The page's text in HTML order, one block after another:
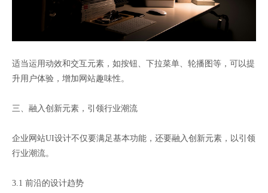
适当运用动效和交互元素，如按钮、下拉菜单、轮播图等，可以提
升用户体验，增加网站趣味性。
三、融入创新元素，引领行业潮流
企业网站UI设计不仅要满足基本功能，还要融入创新元素，以引领
行业潮流。
3.1 前沿的设计趋势